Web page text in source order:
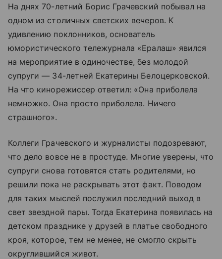
На днях 70-летний Борис Грачевский побывал на
одном из столичных светских вечеров. К
удивлению поклонников, основатель
юмористического тележурнала «Ералаш» явился
на мероприятие в одиночестве, без молодой
супруги — 34-летней Екатерины Белоцерковской.
На что кинорежиссер ответил: «Она приболела
немножко. Она просто приболела. Ничего
страшного».
Коллеги Грачевского и журналисты подозревают,
что дело вовсе не в простуде. Многие уверены, что
супруги снова готовятся стать родителями, но
решили пока не раскрывать этот факт. Поводом
для таких мыслей послужил последний выход в
свет звездной пары. Тогда Екатерина появилась на
детском празднике у друзей в платье свободного
кроя, которое, тем не менее, не смогло скрыть
округлившийся живот.